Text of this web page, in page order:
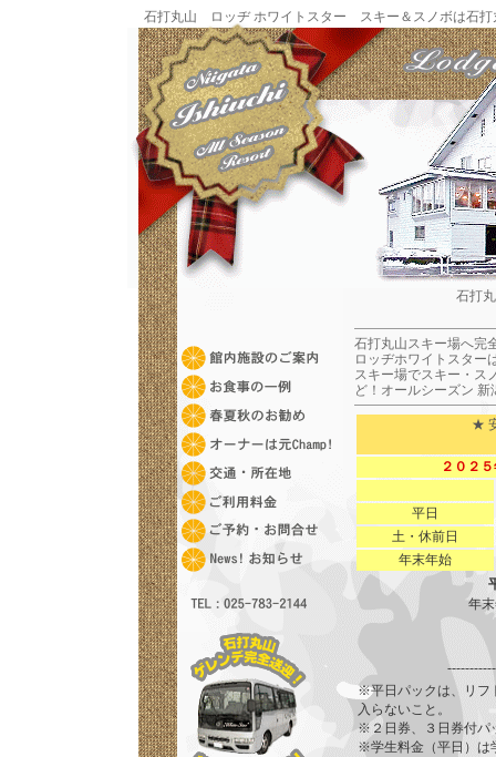
石打丸山 ロッヂ ホワイトスター スキー＆スノボは石打
石打
石打丸山スキー場へ完
ロッヂホワイトスター
スキー場でスキー・ス
ど！オールシーズン
★
２０２
平日
土・休前日
年末年始
年
※平日パックは、リフ
入らないこと。
※２日券、３日券付パ
※学生料金（平日）は